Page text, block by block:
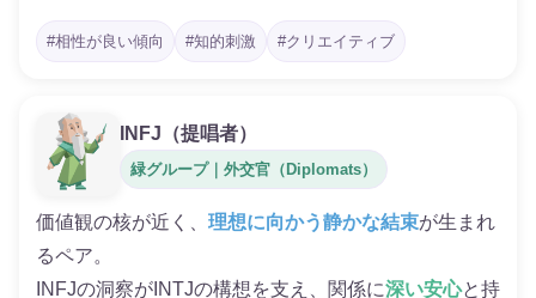
#相性が良い傾向 #知的刺激 #クリエイティブ
INFJ（提唱者）
緑グループ｜外交官（Diplomats）
価値観の核が近く、 理想に向かう静かな結束が生まれ
るペア。
INFJの洞察がINTJの構想を支え、関係に深い安心と持